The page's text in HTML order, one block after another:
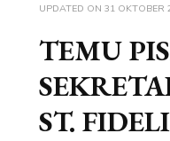
UPDATED ON 31 OKTOBER
TEMU
ST.